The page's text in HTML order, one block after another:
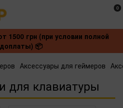
0
1500 грн (при условии полной
📦
Аксессуары для геймеров
для клавиатуры